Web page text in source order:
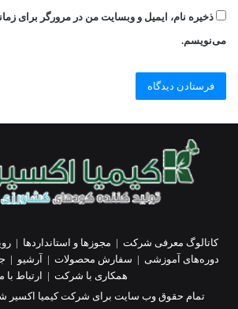
ذخیره نام، ایمیل و وبسایت من در مرورگر برای
می‌نویسم.
کاتالوگ معرفی شرکت | مجوزها و استانداردها |
دوره‌های آموزشی | سفارش محصولات | آرشیو |
همکاری با شرکت |
ارتباط با
تمام حقوق وب سایت برای شرکت کیمیا